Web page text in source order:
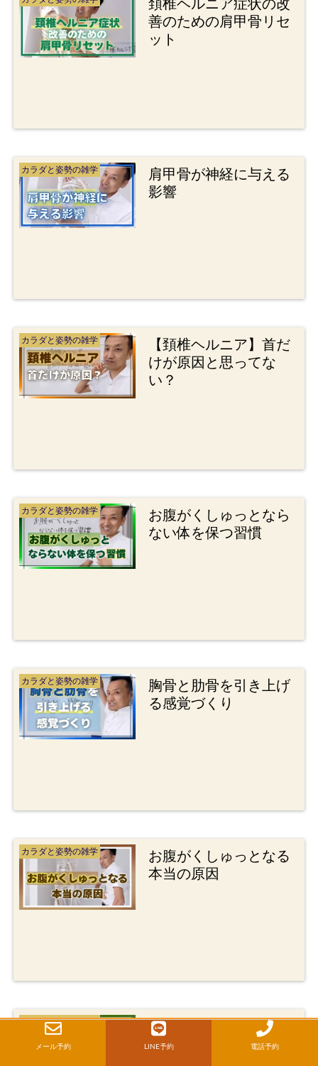
桑名市の整体院
頚椎ヘルニア症状の改
善のための肩甲骨リセ
ット
カラダと姿勢の雑学
肩甲骨が神経に与える
影響
カラダと姿勢の雑学
【頚椎ヘルニア】首だ
けが原因と思ってな
い？
カラダと姿勢の雑学
お腹がくしゅっとなら
ない体を保つ習慣
カラダと姿勢の雑学
胸骨と肋骨を引き上げ
る感覚づくり
カラダと姿勢の雑学
お腹がくしゅっとなる
本当の原因
カラダと姿勢の雑学
背骨の歪みを根本から
変える日常エクササイ
メール予約 LINE予約 電話予約